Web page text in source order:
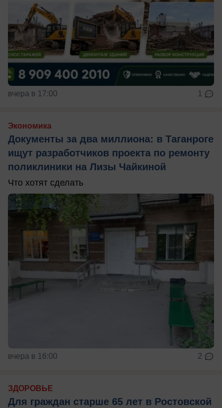
вчера в 17:00 1
Экономика
Документы за два миллиона: в Таганроге
ищут разработчиков проекта по ремонту
поликлиники на Лизы Чайкиной
Что хотят сделать
вчера в 16:00 2
ЗДОРОВЬЕ
Для граждан старше 65 лет в Ростовской